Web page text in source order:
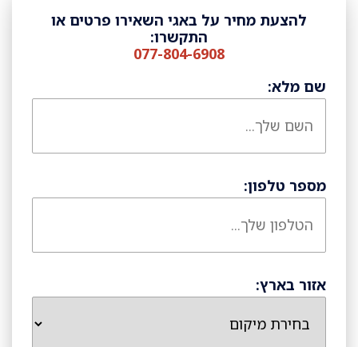
להצעת מחיר על באגי השאירו פרטים או
התקשרו:
077-804-6908
שם מלא:
מספר טלפון:
אזור בארץ: